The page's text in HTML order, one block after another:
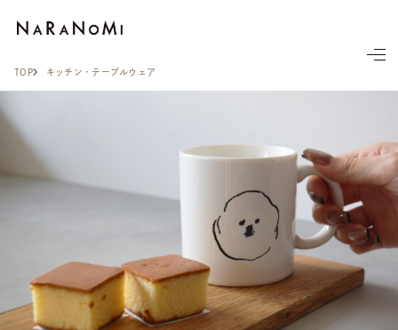
TOP キッチン・テーブルウェア